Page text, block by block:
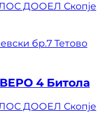
ДООЕЛ Скопје
бр.7 Тетово
4 Битола
ДООЕЛ Скопје